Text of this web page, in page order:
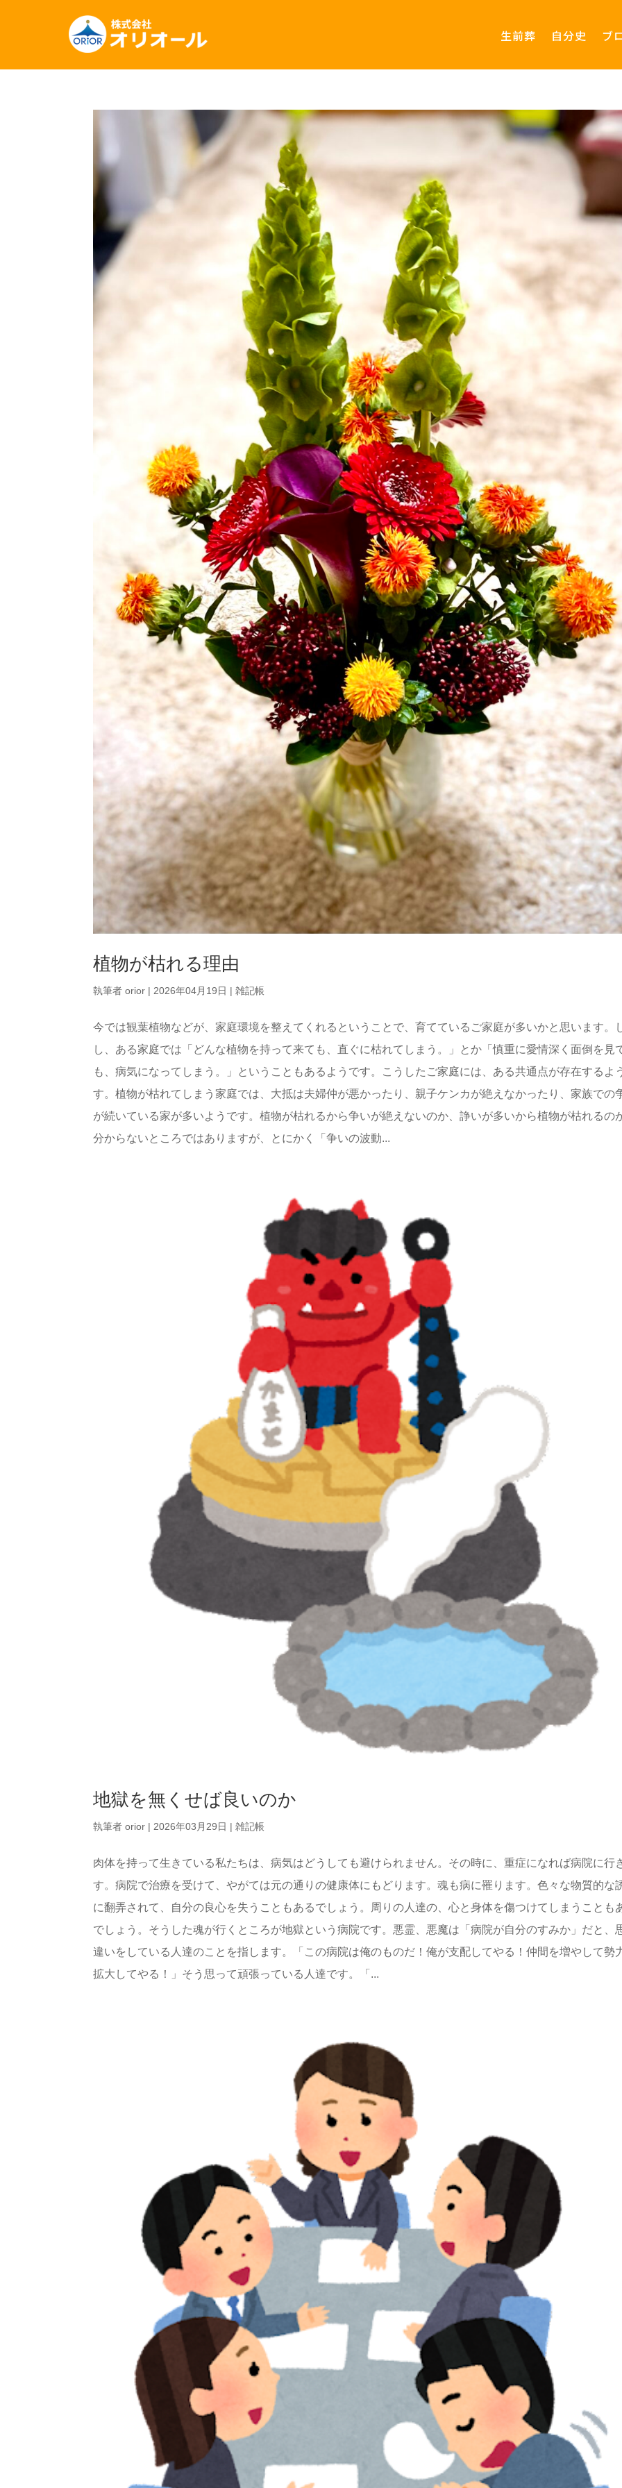
生前葬 自分史 ブ
植物が枯れる理由
執筆者orior | 2026年04月19日 |雑記帳
今では観葉植物などが、家庭環境を整えてくれるということで、育てているご家庭が多いかと思います。
し、ある家庭では「どんな植物を持って来ても、直ぐに枯れてしまう。」とか「慎重に愛情深く面倒を見
も、病気になってしまう。」ということもあるようです。こうしたご家庭には、ある共通点が存在するよ
す。植物が枯れてしまう家庭では、大抵は夫婦仲が悪かったり、親子ケンカが絶えなかったり、家族での
が続いている家が多いようです。植物が枯れるから争いが絶えないのか、諍いが多いから植物が枯れるの
分からないところではありますが、とにかく「争いの波動...
地獄を無くせば良いのか
執筆者orior | 2026年03月29日 |雑記帳
肉体を持って生きている私たちは、病気はどうしても避けられません。その時に、重症になれば病院に行
す。病院で治療を受けて、やがては元の通りの健康体にもどります。魂も病に罹ります。色々な物質的な
に翻弄されて、自分の良心を失うこともあるでしょう。周りの人達の、心と身体を傷つけてしまうことも
でしょう。そうした魂が行くところが地獄という病院です。悪霊、悪魔は「病院が自分のすみか」だと、
違いをしている人達のことを指します。「この病院は俺のものだ！俺が支配してやる！仲間を増やして勢
拡大してやる！」そう思って頑張っている人達です。「...